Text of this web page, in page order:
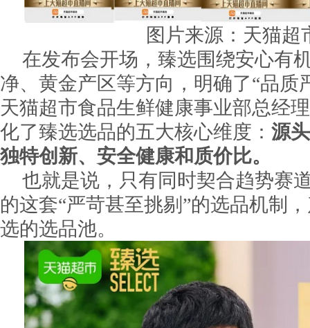
图片来源：天猫超
在发布会开场，臻选围绕安心有
净、黄金产区等方向，明确了“品质
天猫超市食品生鲜健康事业部总经
化了臻选选品的五大核心维度： 源
独特创新、安全健康和质价比。
也就是说，只有同时契合趋势赛
的这套“严苛甚至挑剔”的选品机制
选的选品池。